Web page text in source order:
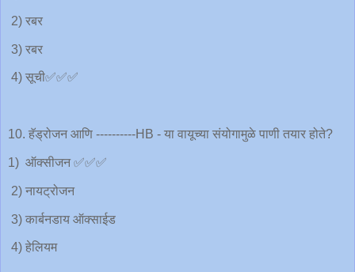
2) रबर
3) रबर
4) सूची✅✅✅
10. हॅड्रोजन आणि ----------HB - या वायूच्या संयोगामुळे पाणी तयार होते?
1) ऑक्सीजन ✅✅✅
2) नायट्रोजन
3) कार्बनडाय ऑक्साईड
4) हेलियम